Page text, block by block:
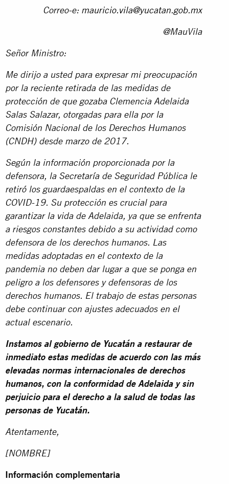
Correo-e: mauricio.vila@yucatan.gob.mx
@MauVila
Señor Ministro:
Me dirijo a usted para expresar mi preocupación
por la reciente retirada de las medidas de
protección de que gozaba Clemencia Adelaida
Salas Salazar, otorgadas para ella por la
Comisión Nacional de los Derechos Humanos
(CNDH) desde marzo de 2017.
Según la información proporcionada por la
defensora, la Secretaría de Seguridad Pública le
retiró los guardaespaldas en el contexto de la
COVID-19. Su protección es crucial para
garantizar la vida de Adelaida, ya que se enfrenta
a riesgos constantes debido a su actividad como
defensora de los derechos humanos. Las
medidas adoptadas en el contexto de la
pandemia no deben dar lugar a que se ponga en
peligro a los defensores y defensoras de los
derechos humanos. El trabajo de estas personas
debe continuar con ajustes adecuados en el
actual escenario.
Instamos al gobierno de Yucatán a restaurar de
inmediato estas medidas de acuerdo con las más
elevadas normas internacionales de derechos
humanos, con la conformidad de Adelaida y sin
perjuicio para el derecho a la salud de todas las
personas de Yucatán.
Atentamente,
[NOMBRE]
Información complementaria